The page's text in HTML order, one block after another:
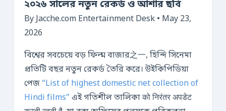
২০২৬ সালের নতুন রেকর্ড ও আশার ছবি
By Jacche.com Entertainment Desk • May 23,
2026
বিশ্বের সবচেয়ে বড় ফিল্ম বাজার之一, হিন্দি সিনেমা
প্রতিটি বছর নতুন রেকর্ড তৈরি করে। উইকিপিডিয়া
পেজ“List of highest domestic net collection of
Hindi films” এই গতিশীল তালিকা को निरंतर अपडेट